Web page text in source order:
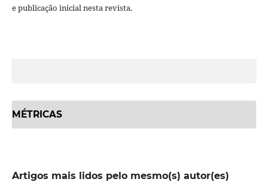
e publicação inicial nesta revista.
MÉTRICAS
Artigos mais lidos pelo mesmo(s) autor(es)